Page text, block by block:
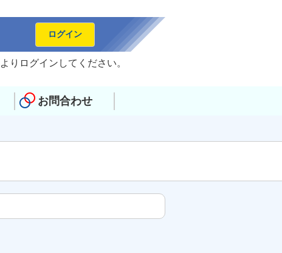
ログイン
りログインしてください。
お問合わせ